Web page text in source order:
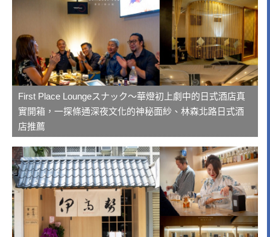
First Place Loungeスナック～華燈初上劇中的日式酒店真
實開箱，一探條通深夜文化的神秘面紗、林森北路日式酒
店推薦